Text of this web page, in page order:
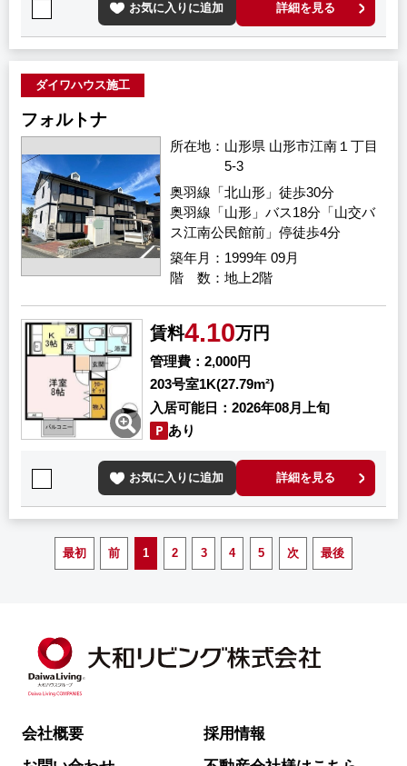
お気に入りに追加 詳細を見る
ダイワハウス施工
フォルトナ
所在地
山形県 山形市江南１丁目
5-3
築年月 1999年 09月
奥羽線「北山形」徒歩30分
奥羽線「山形」バス18分「山交バ
ス江南公民館前」停徒歩4分
階 数 地上2階
賃料4.10万円
管理費
2,000円
203号室1K(27.79m²)
入居可能日
2026年08月上旬
あり
お気に入りに追加 詳細を見る
最初 前 1 2 3 4 5 次 最後
会社概要
採用情報